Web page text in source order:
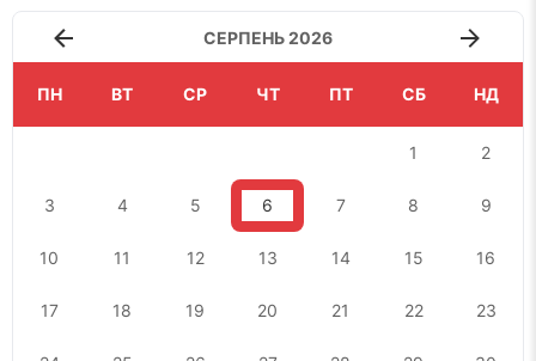
СЕРПЕНЬ 2026
ПН ВТ СР ЧТ ПТ СБ НД
1 2
3 4 5 6 7 8 9
10 11 12 13 14 15 16
17 18 19 20 21 22 23